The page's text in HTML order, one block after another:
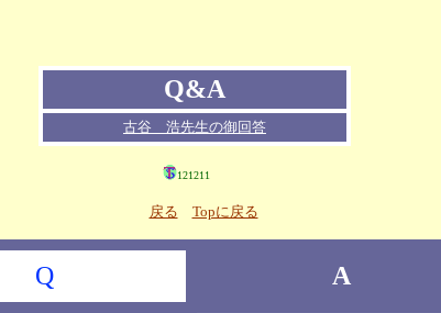
Q&A
古谷 浩先生の御回答
121211
戻る Topに戻る
Q A